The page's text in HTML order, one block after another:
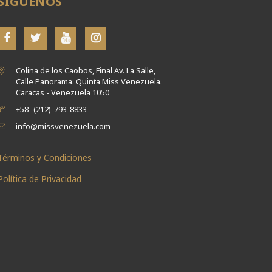
Colina de los Caobos, Final Av. La Salle,
Calle Panorama. Quinta Miss Venezuela.
Caracas - Venezuela 1050
+58- (212)-793-8833
info@missvenezuela.com
y Condiciones
de Privacidad